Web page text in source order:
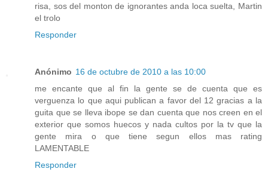
risa, sos del monton de ignorantes anda loca suelta, Martin
el trolo
Responder
Anónimo 16 de octubre de 2010 a las 10:00
me encante que al fin la gente se de cuenta que es
verguenza lo que aqui publican a favor del 12 gracias a la
guita que se lleva ibope se dan cuenta que nos creen en el
exterior que somos huecos y nada cultos por la tv que la
gente mira o que tiene segun ellos mas rating
LAMENTABLE
Responder